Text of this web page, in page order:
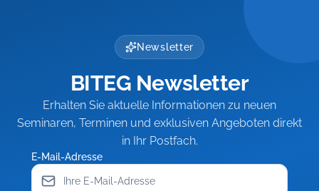
Newsletter
BITEG Newsletter
Erhalten Sie aktuelle Informationen zu neuen
Seminaren, Terminen und exklusiven Angeboten direkt
in Ihr Postfach.
E-Mail-Adresse